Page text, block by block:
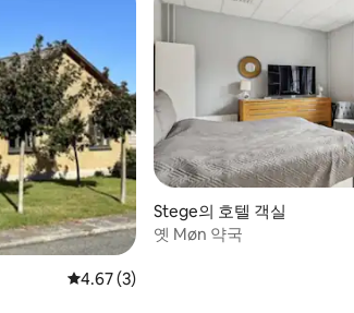
평점 4.67점(5점 만점), 후기 3개
4.67 (3)
Stege의 호텔 객실
옛 Møn 약국